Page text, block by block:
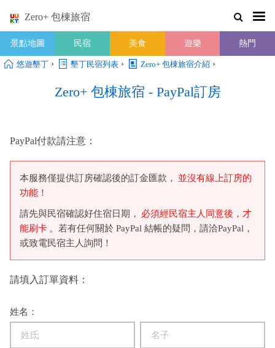
Zero+ 包棟旅宿
景點地圖 民宿 美食 遊樂 熱門
悠遊墾丁 › 墾丁民宿列表 › Zero+ 包棟旅宿介紹 ›
Zero+ 包棟旅宿 - PayPal訂房
PayPal付款請注意：
本服務僅提供訂房確認後的訂金匯款，
並沒有線上訂房的
功能！
請先與民宿確認好住宿日期，
必須經民宿主人同意後，才
能刷卡 。若有任何關於 PayPal 結帳的疑問，請洽PayPal，
或致電民宿主人詢問！
請填入訂單資料：
姓名：